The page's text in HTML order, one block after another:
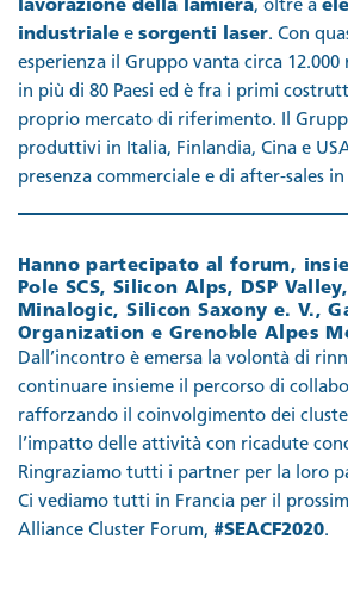
lavorazione della lamiera, oltre a
industriale e sorgenti laser. Con
esperienza il Gruppo vanta circa 12.000
in più di 80 Paesi ed è fra i primi
proprio mercato di riferimento. Il
produttivi in Italia, Finlandia, Cina e
presenza commerciale e di after-sales
Hanno partecipato al forum,
Pole SCS, Silicon Alps, DSP
Minalogic, Silicon Saxony e. V.,
Organization e Grenoble Alpes
Dall’incontro è emersa la volontà di
continuare insieme il percorso di
rafforzando il coinvolgimento dei
l’impatto delle attività con ricadute
Ringraziamo tutti i partner per la loro
Ci vediamo tutti in Francia per il
Alliance Cluster Forum, #SEACF2020.